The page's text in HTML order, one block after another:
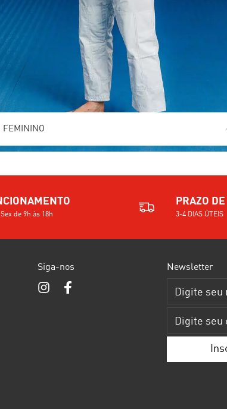
FEMININO
de 9h às 18h
PRAZO
3-4 DIAS ÚTEIS
Siga-nos Newsletter